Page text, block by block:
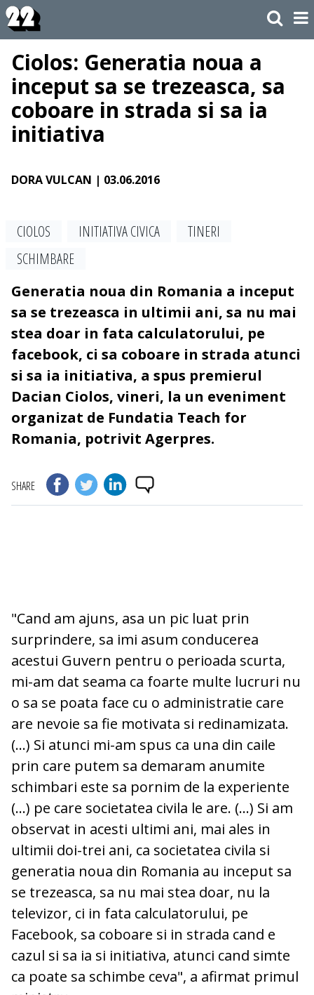
Ciolos: Generatia noua a
inceput sa se trezeasca, sa
coboare in strada si sa ia
initiativa
DORA VULCAN | 03.06.2016
CIOLOS INITIATIVA CIVICA
TINERI
SCHIMBARE
Generatia noua din Romania a inceput
sa se trezeasca in ultimii ani, sa nu mai
stea doar in fata calculatorului, pe
facebook, ci sa coboare in strada atunci
si sa ia initiativa, a spus premierul
Dacian Ciolos, vineri, la un eveniment
organizat de Fundatia Teach for
Romania, potrivit Agerpres.
SHARE
"Cand am ajuns, asa un pic luat prin
surprindere, sa imi asum conducerea
acestui Guvern pentru o perioada scurta,
mi-am dat seama ca foarte multe lucruri nu
o sa se poata face cu o administratie care
are nevoie sa fie motivata si redinamizata.
(...) Si atunci mi-am spus ca una din caile
prin care putem sa demaram anumite
schimbari este sa pornim de la experiente
(...) pe care societatea civila le are. (...) Si am
observat in acesti ultimi ani, mai ales in
ultimii doi-trei ani, ca societatea civila si
generatia noua din Romania au inceput sa
se trezeasca, sa nu mai stea doar, nu la
televizor, ci in fata calculatorului, pe
Facebook, sa coboare si in strada cand e
cazul si sa ia si initiativa, atunci cand simte
ca poate sa schimbe ceva", a afirmat primul